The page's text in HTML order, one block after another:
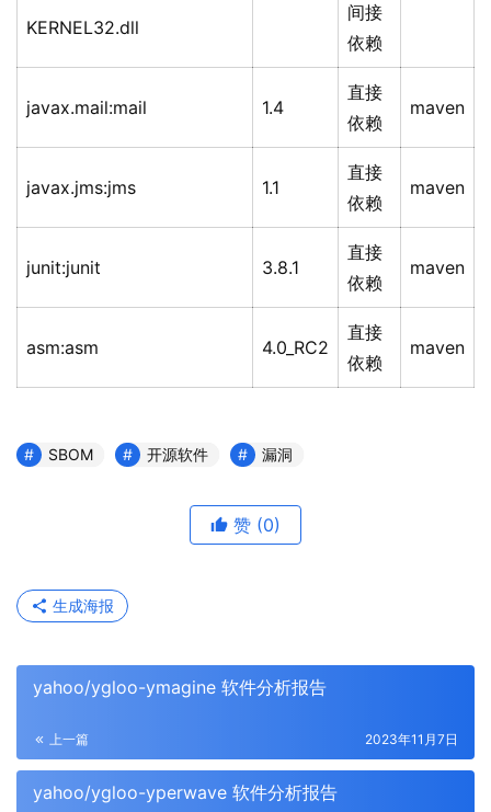
KERNEL32.dll
间接
依赖
javax.mail:mail 1.4
直接
依赖
maven
javax.jms:jms 1.1
直接
依赖
maven
junit:junit 3.8.1
直接
依赖
maven
asm:asm 4.0_RC2
直接
依赖
maven
SBOM 开源软件 漏洞
赞 (0)
生成海报
yahoo/ygloo-ymagine 软件分析报告
上一篇 2023年11月7日
yahoo/ygloo-yperwave 软件分析报告